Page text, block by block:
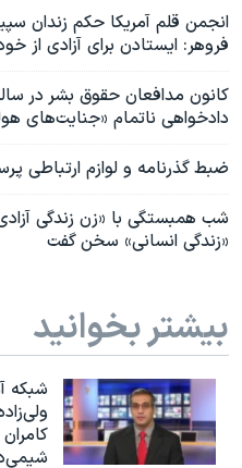
انجمن قلم آمریکا حکم زندان
فروهر: ایستادن برای آزادی از
کانون مدافعان حقوق بشر در
دادخواهی ناتمام «جنایت‌های
ضبط گذرنامه و لوازم ارتباطی
شب همبستگی با «زن زندگی
«زندگی انسانی» سخن گفت
بیشتر بخوانید
شبکه